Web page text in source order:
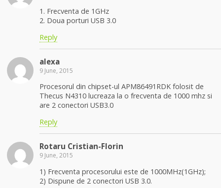
1. Frecventa de 1GHz
2. Doua porturi USB 3.0
Reply
alexa
9 June, 2015
Procesorul din chipset-ul APM86491RDK folosit de
Thecus N4310 lucreaza la o frecventa de 1000 mhz si
are 2 conectori USB3.0
Reply
Rotaru Cristian-Florin
9 June, 2015
1) Frecventa procesorului este de 1000MHz(1GHz);
2) Dispune de 2 conectori USB 3.0.